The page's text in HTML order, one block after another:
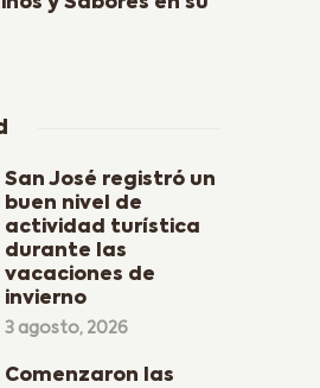
y Sabores en su
San José registró un
buen nivel de
actividad turística
durante las
vacaciones de
invierno
3 agosto, 2026
Comenzaron las